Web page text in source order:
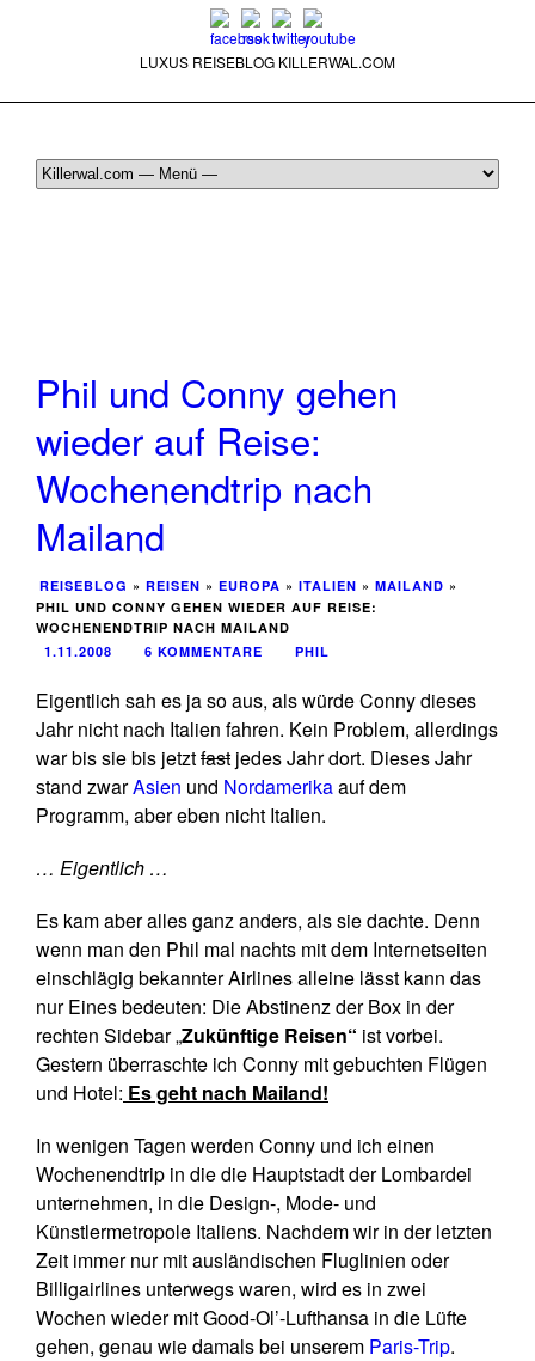
LUXUS REISEBLOG KILLERWAL.COM
Phil und Conny gehen
wieder auf Reise:
Wochenendtrip nach
Mailand
REISEBLOG » REISEN » EUROPA » ITALIEN » MAILAND »
PHIL UND CONNY GEHEN WIEDER AUF REISE:
WOCHENENDTRIP NACH MAILAND
1.11.2008
6 KOMMENTARE PHIL
Eigentlich sah es ja so aus, als würde Conny dieses
Jahr nicht nach Italien fahren. Kein Problem, allerdings
war bis sie bis jetztfast jedes Jahr dort. Dieses Jahr
stand zwarAsien und Nordamerikaauf dem
Programm, aber eben nicht Italien.
… Eigentlich …
Es kam aber alles ganz anders, als sie dachte. Denn
wenn man den Phil mal nachts mit dem Internetseiten
einschlägig bekannter Airlines alleine lässt kann das
nur Eines bedeuten: Die Abstinenz der Box in der
rechten Sidebar „Zukünftige Reisen“ ist vorbei.
Gestern überraschte ich Conny mit gebuchten Flügen
und Hotel: Es geht nach Mailand!
In wenigen Tagen werden Conny und ich einen
Wochenendtrip in die die Hauptstadt der Lombardei
unternehmen, in die Design-, Mode- und
Künstlermetropole Italiens. Nachdem wir in der letzten
Zeit immer nur mit ausländischen Fluglinien oder
Billigairlines unterwegs waren, wird es in zwei
Wochen wieder mit Good-Ol’-Lufthansa in die Lüfte
gehen, genau wie damals bei unserem Paris-Trip.